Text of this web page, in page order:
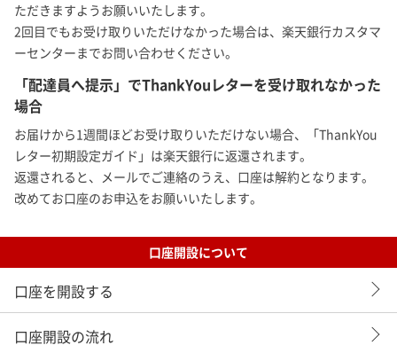
ただきますようお願いいたします。
2回目でもお受け取りいただけなかった場合は、楽天銀行カスタマ
ーセンターまでお問い合わせください。
「配達員へ提示」でThankYouレターを受け取れなかった
場合
お届けから1週間ほどお受け取りいただけない場合、「ThankYou
レター初期設定ガイド」は楽天銀行に返還されます。
返還されると、メールでご連絡のうえ、口座は解約となります。
改めてお口座のお申込をお願いいたします。
口座開設について
口座を開設する
口座開設の流れ